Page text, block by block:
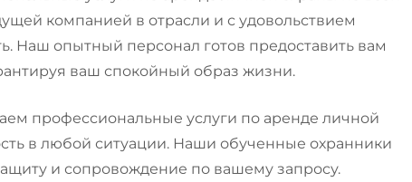
компанией в отрасли и с удовольствием
Наш опытный персонал готов предоставить вам
ваш спокойный образ жизни.
профессиональные услуги по аренде личной
в любой ситуации. Наши обученные охранники
и сопровождение по вашему запросу.